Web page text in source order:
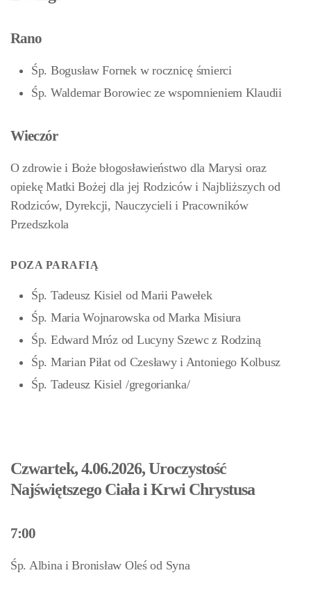
Rano
Śp. Bogusław Fornek w rocznicę śmierci
Śp. Waldemar Borowiec ze wspomnieniem Klaudii
Wieczór
O zdrowie i Boże błogosławieństwo dla Marysi oraz
opiekę Matki Bożej dla jej Rodziców i Najbliższych od
Rodziców, Dyrekcji, Nauczycieli i Pracowników
Przedszkola
POZA PARAFIĄ
Śp. Tadeusz Kisiel od Marii Pawełek
Śp. Maria Wojnarowska od Marka Misiura
Śp. Edward Mróz od Lucyny Szewc z Rodziną
Śp. Marian Piłat od Czesławy i Antoniego Kolbusz
Śp. Tadeusz Kisiel /gregorianka/
Czwartek, 4.06.2026, Uroczystość
Najświętszego Ciała i Krwi Chrystusa
7:00
Śp. Albina i Bronisław Oleś od Syna